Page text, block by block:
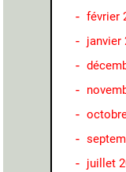
février
janvier
juillet